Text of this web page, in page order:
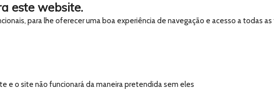
este website.
para lhe oferecer uma boa experiência de navegação e acesso a todas
e o site não funcionará da maneira pretendida sem eles